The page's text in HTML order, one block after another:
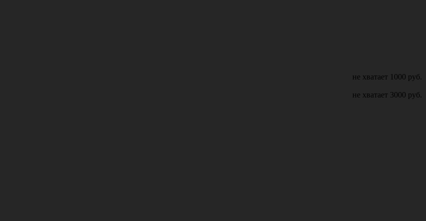
не хватает 1000 руб.
не хватает 3000 руб.